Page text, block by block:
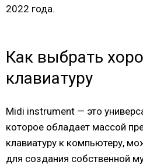
2022 года.
Как выбрать
клавиатуру
Midi instrument — это
которое обладает массой
клавиатуру к компьютеру,
для создания собственной